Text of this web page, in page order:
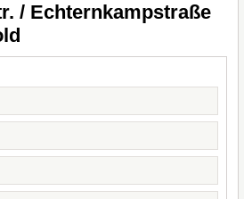
/ Echternkampstraße